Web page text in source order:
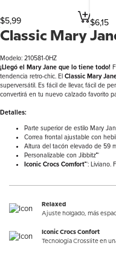
$5,99 $6,15
Classic Mary
Modelo: 210581-0HZ
¡Llegó el Mary Jane que lo tiene todo!
tendencia retro-chic. El Classic Mary
superversátil. Es fácil de llevar, fácil de
convertirá en tu nuevo calzado favorito
Detalles:
Parte superior de estilo Mary
Correa frontal ajustable con
Altura del tacón elevado de 59
Personalizable con Jibbitz™
Iconic Crocs Comfort™: Liviano.
Relaxed
Ajuste holgado, más
Iconic Crocs Confort
Tecnología Crosslite en